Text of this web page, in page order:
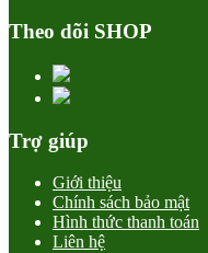
Theo dõi SHOP
Trợ giúp
Giới thiệu
Chính sách bảo mật
Hình thức thanh toán
Liên hệ